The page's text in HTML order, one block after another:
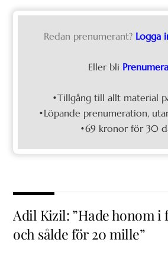
Redan prenumerant? Logga
Eller bli
•Tillgång till allt material
•Löpande prenumeration,
•69 kronor för 30
Adil Kizil: ”Hade honom i
och sålde för 20 mille”